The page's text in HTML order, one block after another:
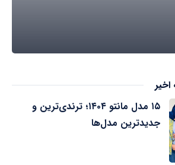
اخیر
۱۵ مدل مانتو ۱۴۰۴؛ ترندی‌ترین و
جدیدترین مدل‌ها